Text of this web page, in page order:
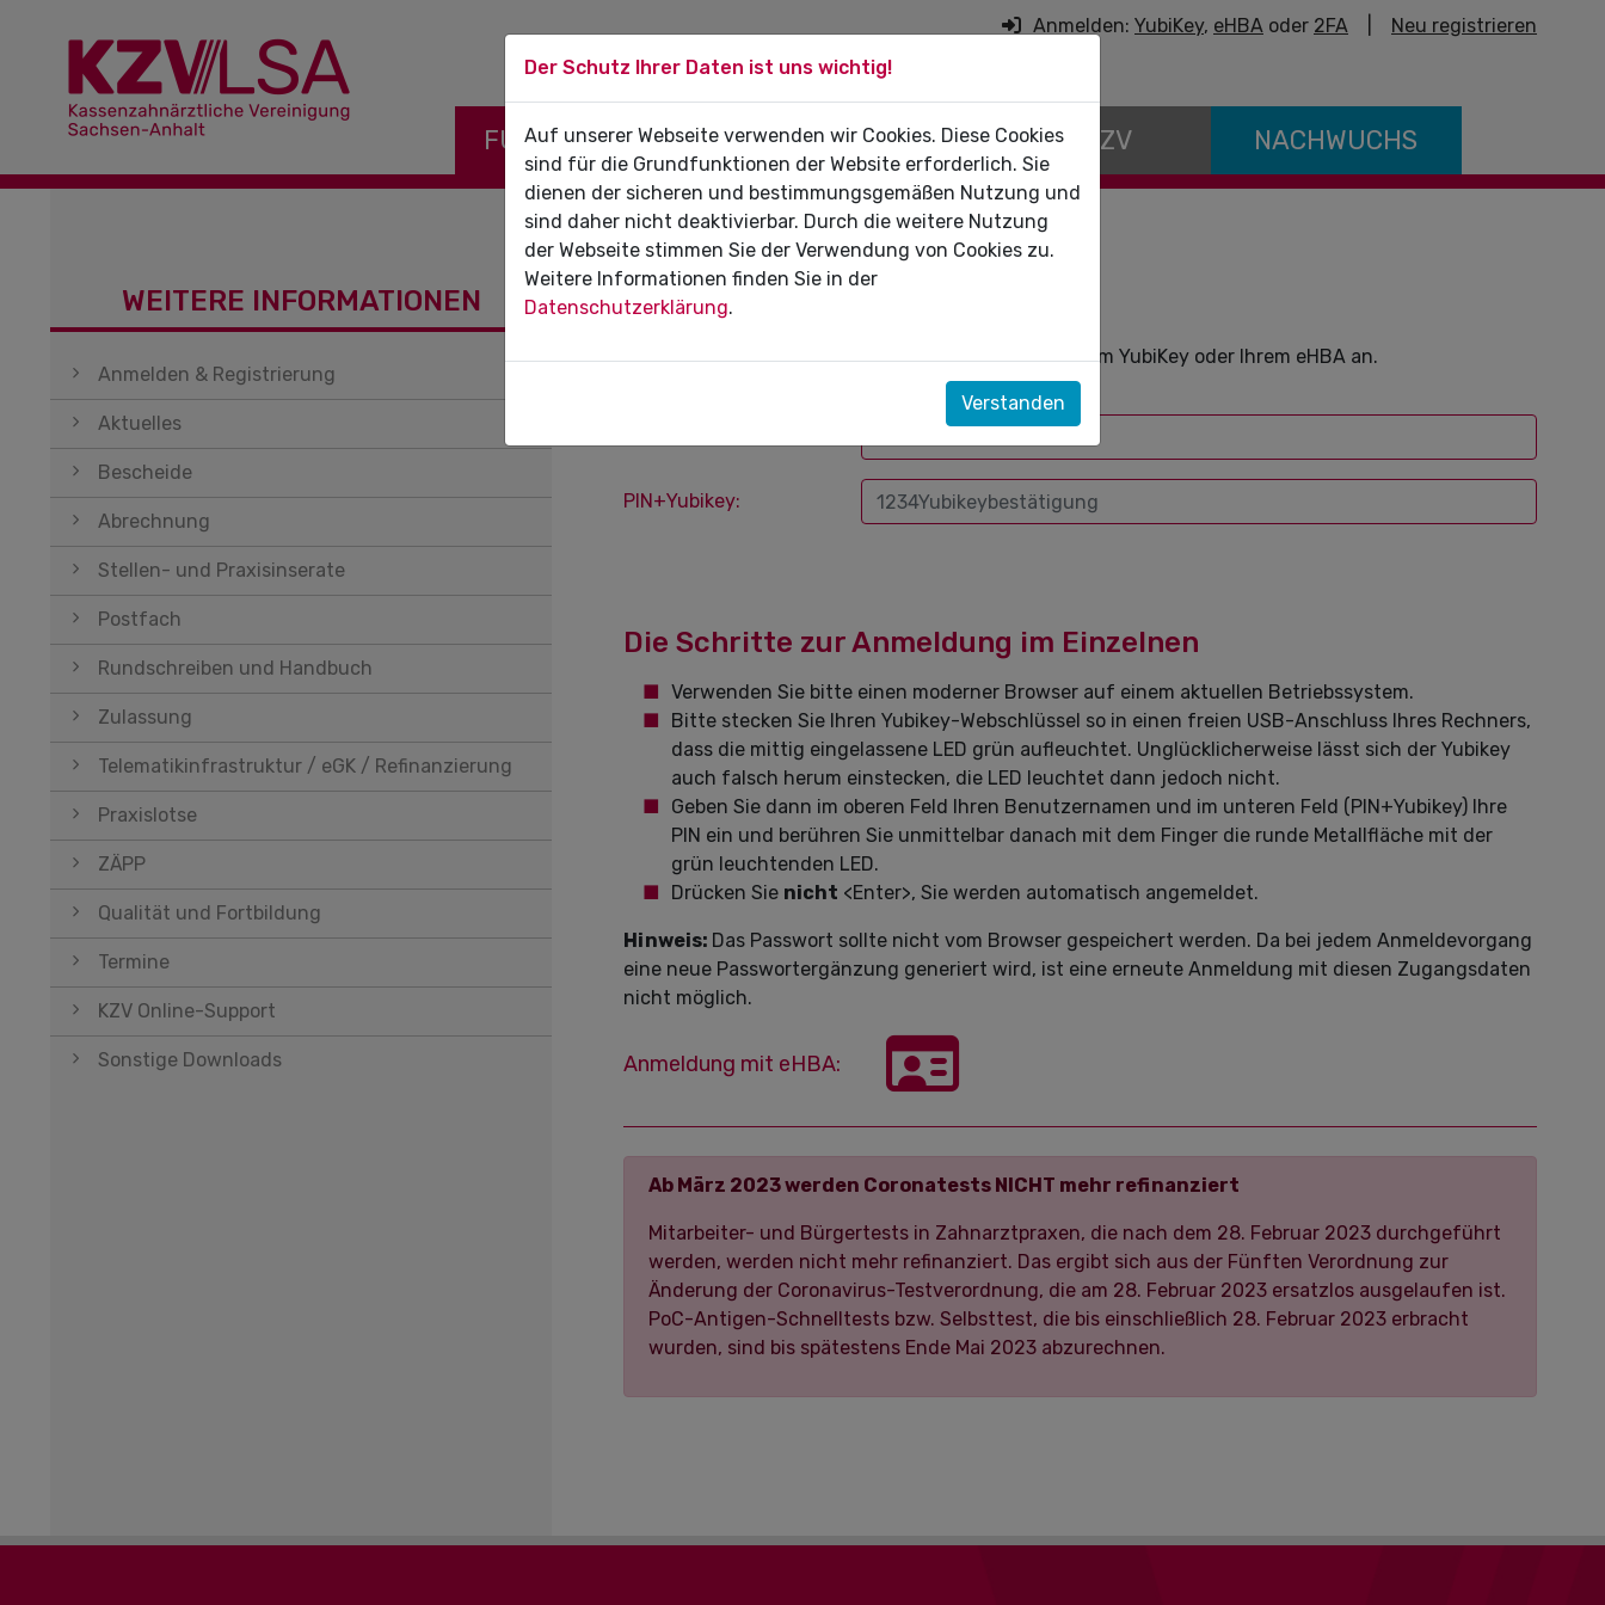
Anmelden: YubiKey, eHBA oder 2FA Neu registrieren
FÜR DIE PRAXIS FÜR PATIENTEN DIE KZV NACHWUCHS
Zugangsgeschützter Bereich
Um Zugang zu erhalten, melden Sie sich bitte mit dem YubiKey oder Ihrem eHBA an.
PIN+Yubikey:
Die Schritte zur Anmeldung im Einzelnen
Verwenden Sie bitte einen moderner Browser auf einem aktuellen Betriebssystem.
Bitte stecken Sie Ihren Yubikey-Webschlüssel so in einen freien USB-Anschluss Ihres Rechners,
dass die mittig eingelassene LED grün aufleuchtet. Unglücklicherweise lässt sich der Yubikey
auch falsch herum einstecken, die LED leuchtet dann jedoch nicht.
Geben Sie dann im oberen Feld Ihren Benutzernamen und im unteren Feld (PIN+Yubikey) Ihre
PIN ein und berühren Sie unmittelbar danach mit dem Finger die runde Metallfläche mit der
grün leuchtenden LED.
Drücken Sie nicht <Enter>, Sie werden automatisch angemeldet.
Hinweis: Das Passwort sollte nicht vom Browser gespeichert werden. Da bei jedem Anmeldevorgang
eine neue Passwortergänzung generiert wird, ist eine erneute Anmeldung mit diesen Zugangsdaten
nicht möglich.
Anmeldung mit eHBA:
Ab März 2023 werden Coronatests NICHT mehr refinanziert
Mitarbeiter- und Bürgertests in Zahnarztpraxen, die nach dem 28. Februar 2023 durchgeführt
werden, werden nicht mehr refinanziert. Das ergibt sich aus der Fünften Verordnung zur
Änderung der Coronavirus-Testverordnung, die am 28. Februar 2023 ersatzlos ausgelaufen ist.
PoC-Antigen-Schnelltests bzw. Selbsttest, die bis einschließlich 28. Februar 2023 erbracht
wurden, sind bis spätestens Ende Mai 2023 abzurechnen.
WEITERE INFORMATIONEN
Navigation überspringen
Anmelden & Registrierung
Aktuelles
Bescheide
Abrechnung
Stellen- und Praxisinserate
Postfach
Rundschreiben und Handbuch
Zulassung
Telematikinfrastruktur / eGK / Refinanzierung
Praxislotse
ZÄPP
Qualität und Fortbildung
Termine
KZV Online-Support
Sonstige Downloads
Der Schutz Ihrer Daten ist uns wichtig!
Auf unserer Webseite verwenden wir Cookies. Diese Cookies
sind für die Grundfunktionen der Website erforderlich. Sie
dienen der sicheren und bestimmungsgemäßen Nutzung und
sind daher nicht deaktivierbar. Durch die weitere Nutzung
der Webseite stimmen Sie der Verwendung von Cookies zu.
Weitere Informationen finden Sie in der
Datenschutzerklärung.
Verstanden